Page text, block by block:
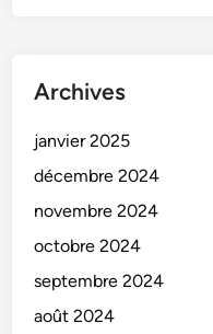
Archives
janvier 2025
décembre 2024
novembre 2024
octobre 2024
septembre 2024
août 2024